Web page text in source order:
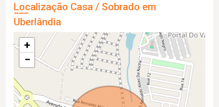
Localização Casa / Sobrado em
Uberlândia
+
−